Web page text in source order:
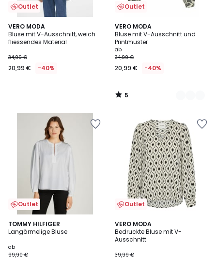
Outlet
VERO MODA
Bluse mit V-Ausschnitt, weich
fliessendes Material
34,99 €
20,99 € -40%
Outlet
VERO MODA
Bluse mit V-Ausschnitt und
Printmuster
ab
34,99 €
20,99 € -40%
5
/
5
2
Farben
5
/
Outlet
TOMMY HILFIGER
Langärmelige Bluse
ab
99,90 €
2
Farben
Outlet
VERO MODA
Bedruckte Bluse mit V-
Ausschnitt
39,99 €